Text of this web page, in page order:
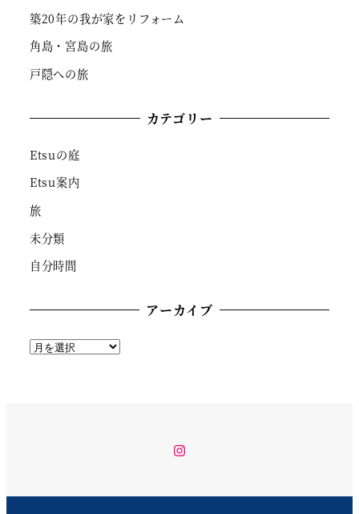
築20年の我が家をリフォーム
角島・宮島の旅
戸隠への旅
カテゴリー
Etsuの庭
Etsu案内
旅
未分類
自分時間
アーカイブ
ア
instagram